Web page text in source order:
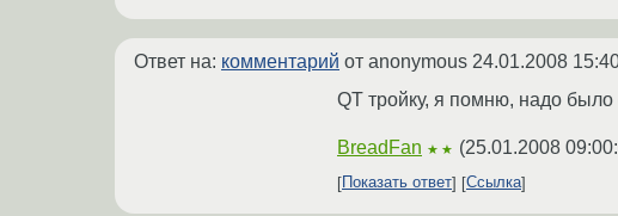
Ответ на: комментарий от anonymous 24.01.2008
QT тройку, я помню, надо
BreadFan ★★ (25.01.2008
Показать ответ Ссылка